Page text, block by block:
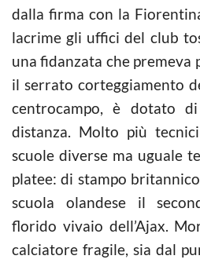
dalla firma con la
lacrime gli uffici del club
una fidanzata che premeva
il serrato corteggiamento
centrocampo, è dotato
distanza. Molto più
scuole diverse ma uguale
platee: di stampo
scuola olandese il
florido vivaio dell’Ajax.
calciatore fragile, sia dal